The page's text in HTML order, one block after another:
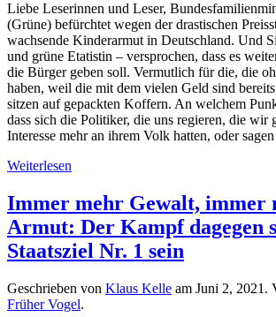
Liebe Leserinnen und Leser,
(Grüne) befürchtet wegen der drastischen
wachsende Kinderarmut in Deutschland. Und
und grüne Etatistin – versprochen, dass es
die Bürger geben soll. Vermutlich für die, die
haben, weil die mit dem vielen Geld sind
sitzen auf gepackten Koffern. An welchem
dass sich die Politiker, die uns regieren, die wir
Interesse mehr an ihrem Volk hatten, oder
Weiterlesen
Immer mehr Gewalt, immer
Armut: Der Kampf dagegen
Staatsziel Nr. 1 sein
Geschrieben von Klaus Kelle am Juni 2, 2021 .
Früher Vogel.